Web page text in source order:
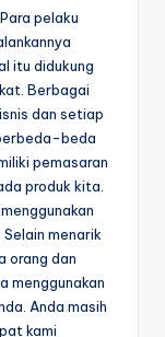
pelaku
itu didukung
Berbagai
dan setiap
beda
pemasaran
produk kita.
menarik
orang dan
menggunakan
Anda masih
kami